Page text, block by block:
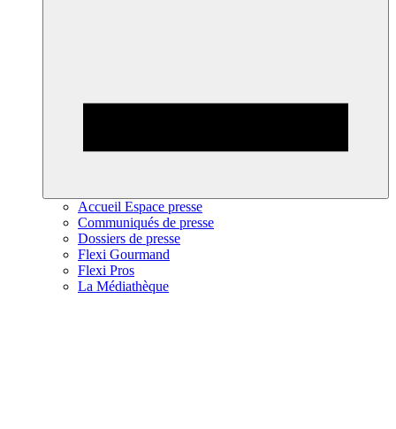
Accueil Espace presse
Communiqués de presse
Dossiers de presse
Flexi Gourmand
Flexi Pros
La Médiathèque